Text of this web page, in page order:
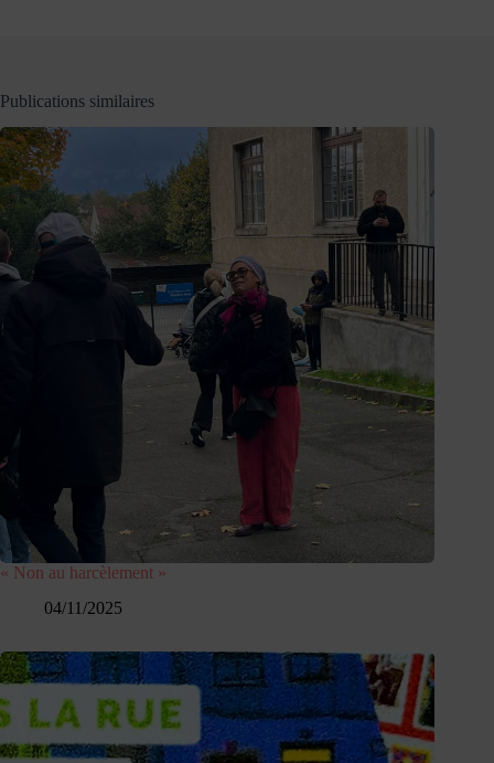
Publications similaires
« Non au harcèlement »​
04/11/2025